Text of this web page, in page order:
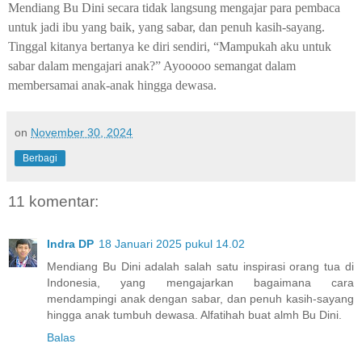
Mendiang Bu Dini secara tidak langsung mengajar para pembaca
untuk jadi ibu yang baik, yang sabar, dan penuh kasih-sayang.
Tinggal kitanya bertanya ke diri sendiri, “Mampukah aku untuk
sabar dalam mengajari anak?” Ayooooo semangat dalam
membersamai anak-anak hingga dewasa.
on November 30, 2024
Berbagi
11 komentar:
Indra DP 18 Januari 2025 pukul 14.02
Mendiang Bu Dini adalah salah satu inspirasi orang tua di
Indonesia, yang mengajarkan bagaimana cara
mendampingi anak dengan sabar, dan penuh kasih-sayang
hingga anak tumbuh dewasa. Alfatihah buat almh Bu Dini.
Balas